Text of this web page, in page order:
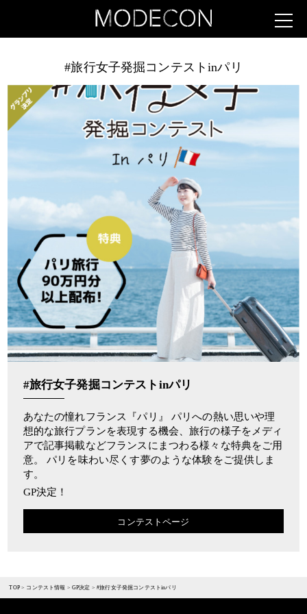
#旅行女子発掘コンテストinパリ
#旅行女子発掘コンテストinパリ
あなたの憧れフランス『パリ』 パリへの熱い思いや理
想的な旅行プランを表現する機会、旅行の様子をメディ
アで記事掲載などフランスにまつわる様々な特典をご用
意。 パリを味わい尽くす夢のような体験をご提供しま
す。
GP決定！
コンテストページ
TOP> コンテスト情報 >GP決定 >#旅行女子発掘コンテストinパリ